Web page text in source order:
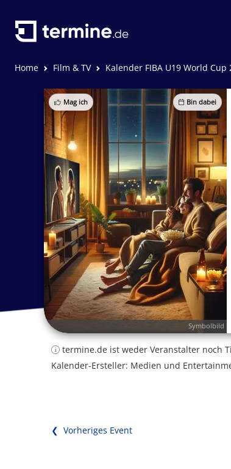
Home Film & TV Kalender FIBA U19 World
Mag ich Bin dabei
Symbolbild
termine.de ist weder Veranstalter noch
Kalender-Ersteller: Medien und
❮ Vorheriges Event